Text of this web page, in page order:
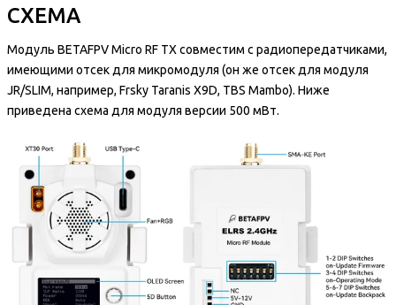
СХЕМА
Модуль BETAFPV Micro RF TX совместим с радиопередатчиками,
имеющими отсек для микромодуля (он же отсек для модуля
JR/SLIM, например, Frsky Taranis X9D, TBS Mambo). Ниже
приведена схема для модуля версии 500 мВт.